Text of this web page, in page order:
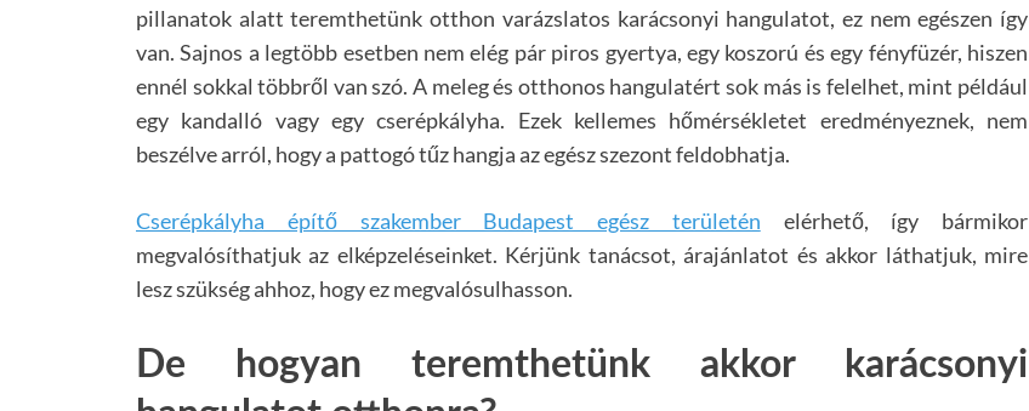
pillanatok alatt teremthetünk otthon varázslatos karácsonyi hangulatot, ez nem egészen így
van. Sajnos a legtöbb esetben nem elég pár piros gyertya, egy koszorú és egy fényfüzér, hiszen
ennél sokkal többről van szó. A meleg és otthonos hangulatért sok más is felelhet, mint például
egy kandalló vagy egy cserépkályha. Ezek kellemes hőmérsékletet eredményeznek, nem
beszélve arról, hogy a pattogó tűz hangja az egész szezont feldobhatja.
Cserépkályha építő szakember Budapest egész területén elérhető, így bármikor
megvalósíthatjuk az elképzeléseinket. Kérjünk tanácsot, árajánlatot és akkor láthatjuk, mire
lesz szükség ahhoz, hogy ez megvalósulhasson.
De hogyan teremthetünk akkor karácsonyi